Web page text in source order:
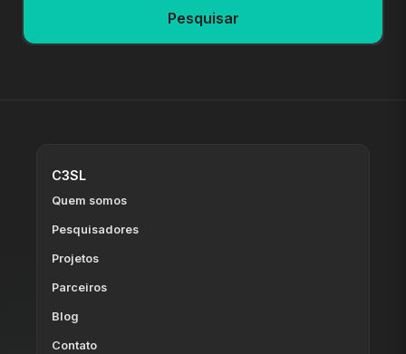
Pesquisar
C3SL
Quem somos
Pesquisadores
Projetos
Parceiros
Blog
Contato